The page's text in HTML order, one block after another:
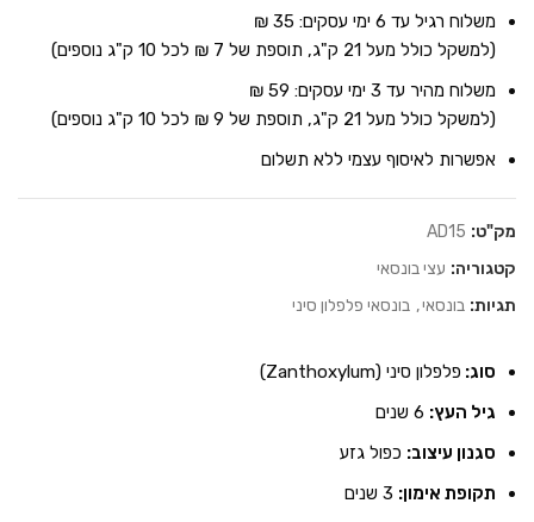
משלוח רגיל עד 6 ימי עסקים: 35 ₪
(למשקל כולל מעל 21 ק"ג, תוספת של 7 ₪ לכל 10 ק"ג נוספים)
משלוח מהיר עד 3 ימי עסקים: 59 ₪
(למשקל כולל מעל 21 ק"ג, תוספת של 9 ₪ לכל 10 ק"ג נוספים)
אפשרות לאיסוף עצמי ללא תשלום
מק"ט: AD15
קטגוריה: עצי בונסאי
תגיות: בונסאי, בונסאי פלפלון סיני
סוג: פלפלון סיני (Zanthoxylum)
גיל העץ:
סגנון עיצוב: כפול גזע
תקופת אימון: